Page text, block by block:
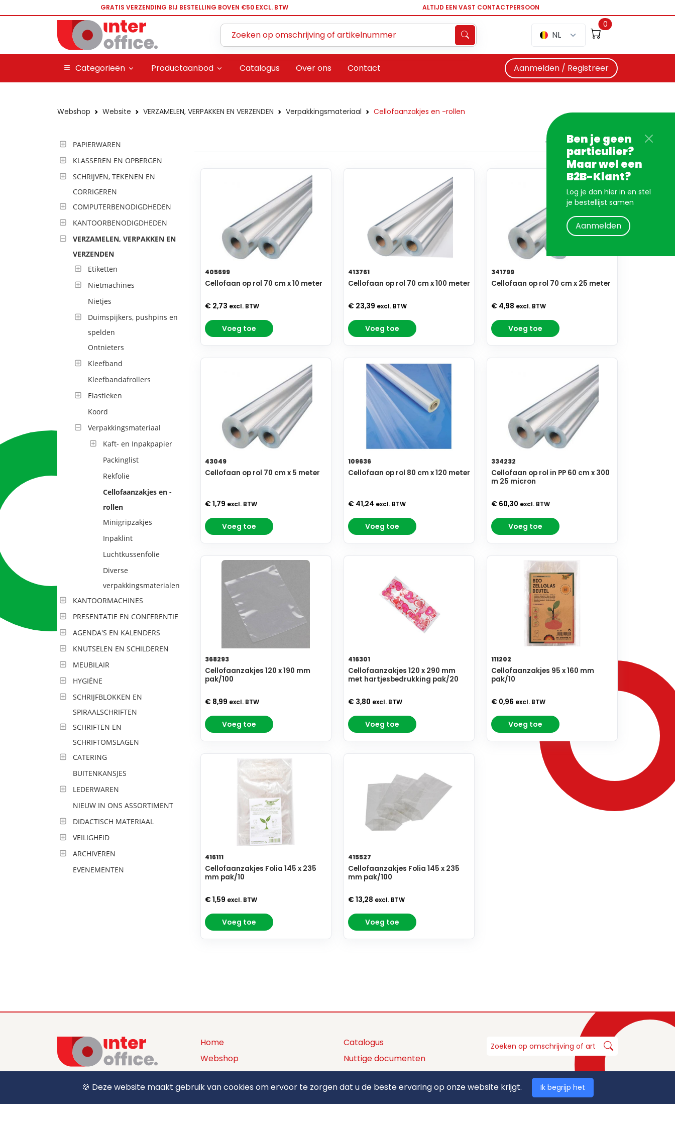
GRATIS VERZENDING BIJ BESTELLING BOVEN €50 EXCL. BTW ALTIJD EEN VAST CONTACTPERSOON
NL
0
Categorieën Productaanbod Catalogus Over ons Contact Aanmelden / Registreer
Ben je geen
particulier?
Maar wel een
B2B-Klant?
Log je dan hier in en stel
je bestellijst samen
Aanmelden
Webshop Website VERZAMELEN, VERPAKKEN EN VERZENDEN Verpakkingsmateriaal Cellofaanzakjes en -rollen
PAPIERWAREN
KLASSEREN EN OPBERGEN
SCHRIJVEN, TEKENEN EN
CORRIGEREN
COMPUTERBENODIGDHEDEN
KANTOORBENODIGDHEDEN
VERZAMELEN, VERPAKKEN EN
VERZENDEN
Etiketten
Nietmachines
Nietjes
Duimspijkers, pushpins en
spelden
Ontnieters
Kleefband
Kleefbandafrollers
Elastieken
Koord
Verpakkingsmateriaal
Kaft- en Inpakpapier
Packinglist
Rekfolie
Cellofaanzakjes en -
rollen
Minigripzakjes
Inpaklint
Luchtkussenfolie
Diverse
verpakkingsmaterialen
KANTOORMACHINES
PRESENTATIE EN CONFERENTIE
AGENDA'S EN KALENDERS
KNUTSELEN EN SCHILDEREN
MEUBILAIR
HYGIËNE
SCHRIJFBLOKKEN EN
SPIRAALSCHRIFTEN
SCHRIFTEN EN
SCHRIFTOMSLAGEN
CATERING
BUITENKANSJES
LEDERWAREN
NIEUW IN ONS ASSORTIMENT
DIDACTISCH MATERIAAL
VEILIGHEID
ARCHIVEREN
EVENEMENTEN
405699
Cellofaan op rol 70 cm x 10 meter
€ 2,73 excl. BTW
Voeg toe
413761
Cellofaan op rol 70 cm x 100 meter
€ 23,39 excl. BTW
Voeg toe
341799
Cellofaan op rol 70 cm x 25 meter
€ 4,98 excl. BTW
Voeg toe
43049
Cellofaan op rol 70 cm x 5 meter
€ 1,79 excl. BTW
Voeg toe
109636
Cellofaan op rol 80 cm x 120 meter
€ 41,24 excl. BTW
Voeg toe
334232
Cellofaan op rol in PP 60 cm x 300
m 25 micron
€ 60,30 excl. BTW
Voeg toe
368293
Cellofaanzakjes 120 x 190 mm
pak/100
€ 8,99 excl. BTW
Voeg toe
416301
Cellofaanzakjes 120 x 290 mm
met hartjesbedrukking pak/20
€ 3,80 excl. BTW
Voeg toe
111202
Cellofaanzakjes 95 x 160 mm
pak/10
€ 0,96 excl. BTW
Voeg toe
416111
Cellofaanzakjes Folia 145 x 235
mm pak/10
€ 1,59 excl. BTW
Voeg toe
415527
Cellofaanzakjes Folia 145 x 235
mm pak/100
€ 13,28 excl. BTW
Voeg toe
+32 (0) 12 39 15 55
sales@interoffice.be
Home
Webshop
Productaanbod
Over ons
Contact
Catalogus
Nuttige documenten
Privacy policy
Algemene voorwaarden
🍪 Deze website maakt gebruik van cookies om ervoor te zorgen dat u de beste ervaring op onze website krijgt. Ik begrijp het